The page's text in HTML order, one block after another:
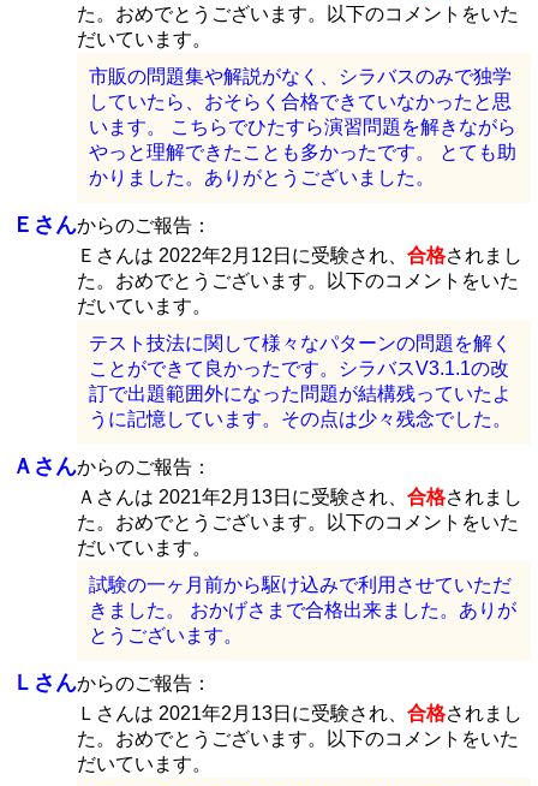
た。おめでとうございます。以下のコメントをいた
だいています。
市販の問題集や解説がなく、シラバスのみで独学
していたら、おそらく合格できていなかったと思
います。 こちらでひたすら演習問題を解きながら
やっと理解できたことも多かったです。 とても助
かりました。ありがとうございました。
Ｅさんからのご報告：
Ｅさんは 2022年2月12日に受験され、 合格されまし
た。おめでとうございます。以下のコメントをいた
だいています。
テスト技法に関して様々なパターンの問題を解く
ことができて良かったです。シラバスV3.1.1の改
訂で出題範囲外になった問題が結構残っていたよ
うに記憶しています。その点は少々残念でした。
Ａさんからのご報告：
Ａさんは 2021年2月13日に受験され、 合格されまし
た。おめでとうございます。以下のコメントをいた
だいています。
試験の一ヶ月前から駆け込みで利用させていただ
きました。 おかげさまで合格出来ました。ありが
とうございます。
Ｌさんからのご報告：
Ｌさんは 2021年2月13日に受験され、 合格されまし
た。おめでとうございます。以下のコメントをいた
だいています。